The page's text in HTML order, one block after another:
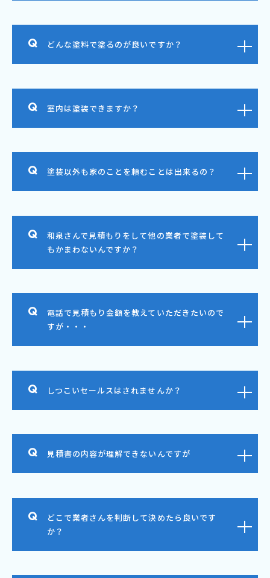
どんな塗料で塗るのが良いですか？
室内は塗装できますか？
塗装以外も家のことを頼むことは出来るの？
和泉さんで見積もりをして他の業者で塗装して
もかまわないんですか？
電話で見積もり金額を教えていただきたいので
すが・・・
しつこいセールスはされませんか？
見積書の内容が理解できないんですが
どこで業者さんを判断して決めたら良いです
か？